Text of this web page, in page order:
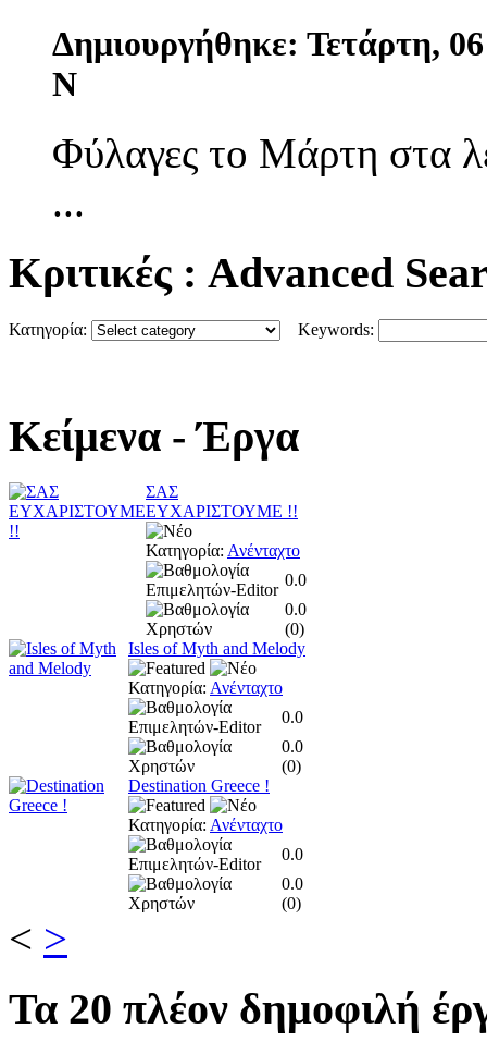
Δημιουργήθηκε: Τετάρτη,
N
Φύλαγες το Μάρτη στα
...
Κριτικές : Advanced
Κατηγορία: Keywords:
Κείμενα - Έργα
ΣΑΣ
ΕΥΧΑΡΙΣΤΟΥΜΕ !!
Κατηγορία: Ανένταχτο
0.0
0.0
(0)
Isles of Myth and Melody
Κατηγορία: Ανένταχτο
0.0
0.0
(0)
Destination Greece !
Κατηγορία: Ανένταχτο
0.0
0.0
(0)
< >
Τα 20 πλέον δημοφιλή